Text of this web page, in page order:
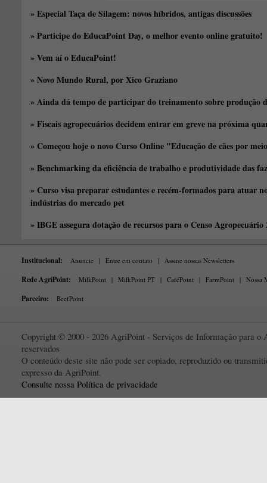
» Especial Taça de Silagem: novos híbridos, antigas discussões
» Participe do EducaPoint Day, o melhor evento online gratuito!
» Vem aí o EducaPoint!
» Novo Mundo Rural, por Xico Graziano
» Ainda dá tempo de participar do treinamento sobre produção
» Fiscais agropecuários decidem entrar em greve na próxima
» Começou hoje o novo Curso Online "Educação de cães por
» Benchmarking da eficiência de trabalho e produtividade das
» Curso visa preparar estudantes e recém-formados para atuar
indústrias do mercado pet
» IBGE assegura dotação de recursos para o Censo Agropecuário
Institucional: Anuncie | Entre em contato | Assine nossas Newsletters
Rede AgriPoint: MilkPoint | MilkPoint PT | CaféPoint | FarmPoint | Nossa
Parceiro: BeefPoint
Copyright © 2000 - 2026 AgriPoint - Serviços de Informação para o
reservados
O conteúdo deste site não pode ser copiado, reproduzido ou
expresso da AgriPoint.
Consulte nossa Política de privacidade